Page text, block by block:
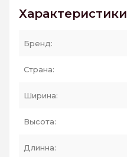
Характеристики
Бренд:
Страна:
Ширина:
Высота:
Длинна: